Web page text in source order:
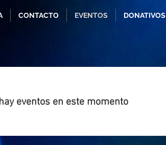
CONTACTO EVENTOS DONATIVOS
eventos en este momento